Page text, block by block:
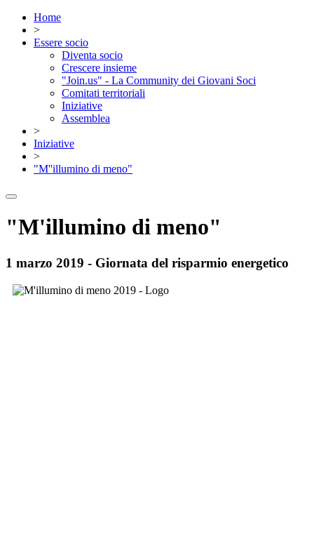
Home
>
Essere socio
Diventa socio
Crescere insieme
"Join.us" - La Community dei Giovani Soci
Comitati territoriali
Iniziative
Assemblea
>
Iniziative
>
"M''illumino di meno"
"M'illumino di meno"
1 marzo 2019 - Giornata del risparmio energetico